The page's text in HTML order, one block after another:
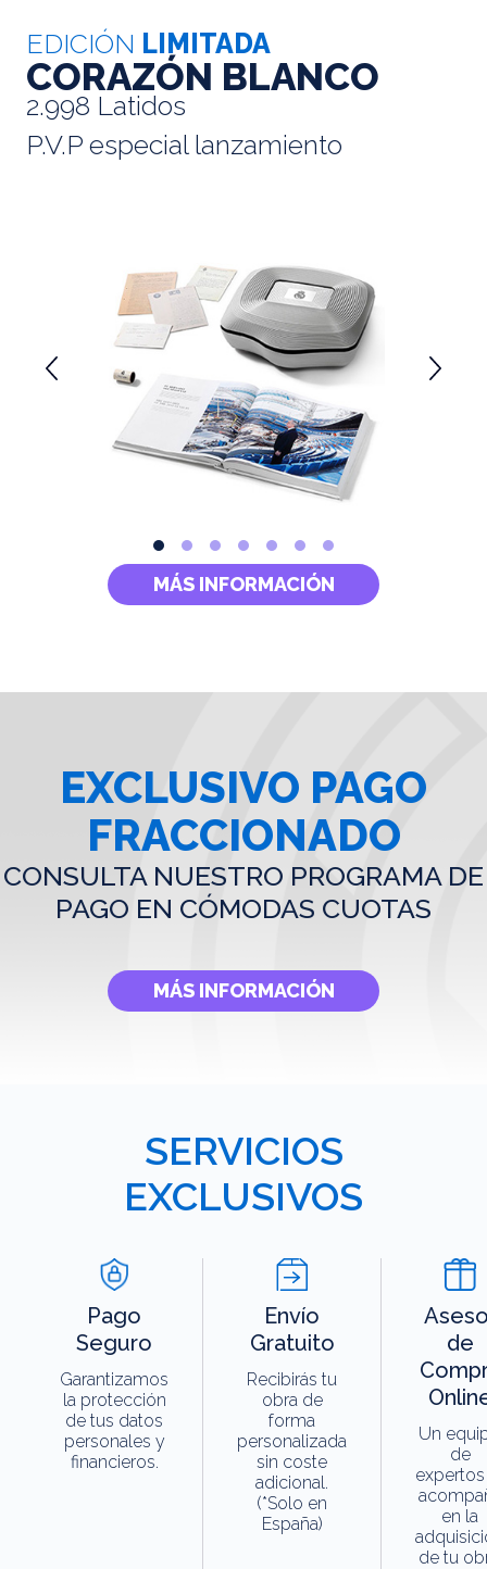
EDICIÓN LIMITADA
CORAZÓN BLANCO
2.998 Latidos
P.V.P especial lanzamiento
MÁS INFORMACIÓN
EXCLUSIVO PAGO
FRACCIONADO
CONSULTA NUESTRO PROGRAMA DE
PAGO EN CÓMODAS CUOTAS
MÁS INFORMACIÓN
SERVICIOS
EXCLUSIVOS
Pago
Seguro
Garantizamos
la protección
de tus datos
personales y
financieros.
Envío
Gratuito
Recibirás tu
obra de
forma
personalizada
sin coste
adicional.
(*Solo en
España)
de
Un
de
en la
de tu